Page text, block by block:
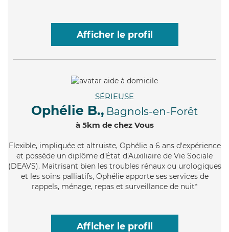
Afficher le profil
SÉRIEUSE
Ophélie B., Bagnols-en-Forêt
à 5km de chez Vous
Flexible, impliquée et altruiste, Ophélie a 6 ans d'expérience
et possède un diplôme d'État d'Auxiliaire de Vie Sociale
(DEAVS). Maitrisant bien les troubles rénaux ou urologiques
et les soins palliatifs, Ophélie apporte ses services de
rappels, ménage, repas et surveillance de nuit*
Afficher le profil